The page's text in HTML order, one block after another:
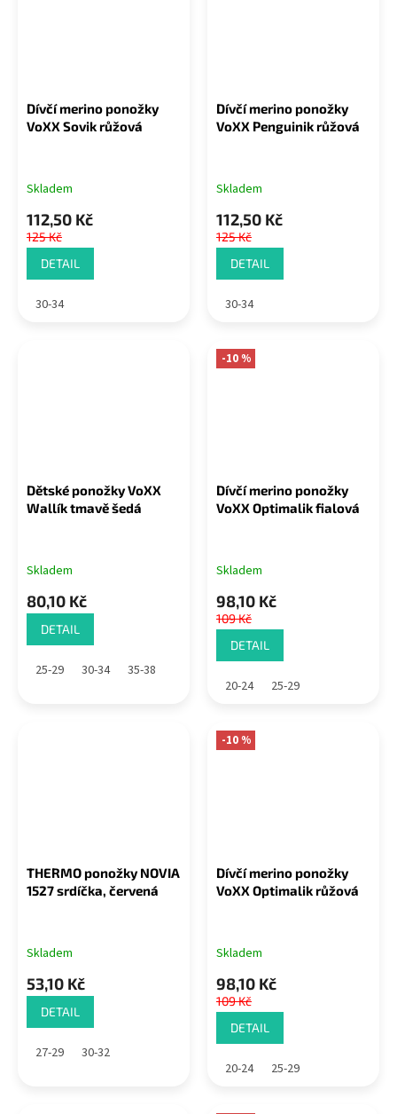
Dívčí merino ponožky
VoXX Sovik růžová
Skladem
112,50 Kč
125 Kč
DETAIL
30-34
Dívčí merino ponožky
VoXX Penguinik růžová
Skladem
112,50 Kč
125 Kč
DETAIL
30-34
Dětské ponožky VoXX
Wallík tmavě šedá
Skladem
80,10 Kč
DETAIL
25-29 30-34 35-38
-10 %
Dívčí merino ponožky
VoXX Optimalik fialová
Skladem
98,10 Kč
109 Kč
DETAIL
20-24 25-29
THERMO ponožky NOVIA
1527 srdíčka, červená
Skladem
53,10 Kč
DETAIL
27-29 30-32
-10 %
Dívčí merino ponožky
VoXX Optimalik růžová
Skladem
98,10 Kč
109 Kč
DETAIL
20-24 25-29